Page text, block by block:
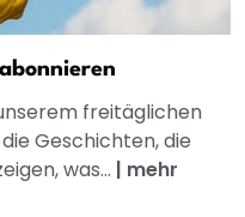
freitäglichen
Geschichten, die
was... | mehr